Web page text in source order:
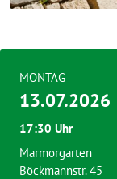
MONTAG
13.07.2026
17:30 Uhr
Marmorgarten
Böckmannstr. 45